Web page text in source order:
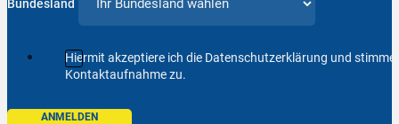
Bundesland
Hiermit akzeptiere ich die Datenschutzerklärung und
Kontaktaufnahme zu.
ANMELDEN